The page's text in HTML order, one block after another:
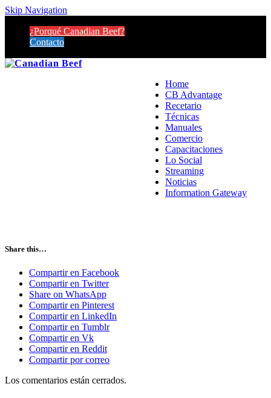
Skip Navigation
¿Porqué Canadian Beef?
Contacto
Home
CB Advantage
Recetario
Técnicas
Manuales
Comercio
Capacitaciones
Lo Social
Streaming
Noticias
Information Gateway
Share this…
Compartir en Facebook
Compartir en Twitter
Share on WhatsApp
Compartir en Pinterest
Compartir en LinkedIn
Compartir en Tumblr
Compartir en Vk
Compartir en Reddit
Compartir por correo
Los comentarios están cerrados.